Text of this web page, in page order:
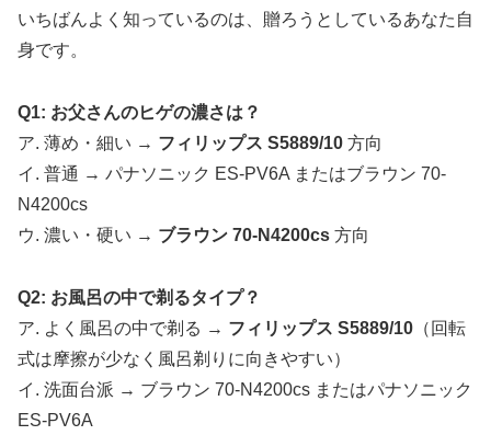
いちばんよく知っているのは、贈ろうとしているあなた自
身です。
Q1: お父さんのヒゲの濃さは？
ア. 薄め・細い → フィリップス S5889/10 方向
イ. 普通 → パナソニック ES-PV6A またはブラウン 70-
N4200cs
ウ. 濃い・硬い → ブラウン 70-N4200cs 方向
Q2: お風呂の中で剃るタイプ？
ア. よく風呂の中で剃る → フィリップス S5889/10 （回転
式は摩擦が少なく風呂剃りに向きやすい）
イ. 洗面台派 → ブラウン 70-N4200cs またはパナソニック
ES-PV6A